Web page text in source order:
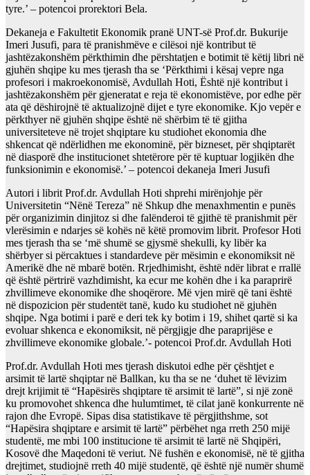
tyre.’ – potencoi prorektori Bela.
Dekaneja e Fakultetit Ekonomik pranë UNT-së Prof.dr. Bukurije
Imeri Jusufi, para të pranishmëve e cilësoi një kontribut të
jashtëzakonshëm përkthimin dhe përshtatjen e botimit të këtij libri në
gjuhën shqipe ku mes tjerash tha se ‘Përkthimi i kësaj vepre nga
profesori i makroekonomisë, Avdullah Hoti, Është një kontribut i
jashtëzakonshëm për gjeneratat e reja të ekonomistëve, por edhe për
ata që dëshirojnë të aktualizojnë dijet e tyre ekonomike. Kjo vepër e
përkthyer në gjuhën shqipe është në shërbim të të gjitha
universiteteve në trojet shqiptare ku studiohet ekonomia dhe
shkencat që ndërlidhen me ekonominë, për bizneset, për shqiptarët
në diasporë dhe institucionet shtetërore për të kuptuar logjikën dhe
funksionimin e ekonomisë.’ – potencoi dekaneja Imeri Jusufi
Autori i librit Prof.dr. Avdullah Hoti shprehi mirënjohje për
Universitetin “Nënë Tereza” në Shkup dhe menaxhmentin e punës
për organizimin dinjitoz si dhe falënderoi të gjithë të pranishmit për
vlerësimin e ndarjes së kohës në këtë promovim librit. Profesor Hoti
mes tjerash tha se ‘më shumë se gjysmë shekulli, ky libër ka
shërbyer si përcaktues i standardeve për mësimin e ekonomiksit në
Amerikë dhe në mbarë botën. Rrjedhimisht, është ndër librat e rrallë
që është përtrirë vazhdimisht, ka ecur me kohën dhe i ka paraprirë
zhvillimeve ekonomike dhe shoqërore. Më vjen mirë që tani është
në dispozicion për studentët tanë, kudo ku studiohet në gjuhën
shqipe. Nga botimi i parë e deri tek ky botim i 19, shihet qartë si ka
evoluar shkenca e ekonomiksit, në përgjigje dhe paraprijëse e
zhvillimeve ekonomike globale.’- potencoi Prof.dr. Avdullah Hoti
Prof.dr. Avdullah Hoti mes tjerash diskutoi edhe për çështjet e
arsimit të lartë shqiptar në Ballkan, ku tha se ne ‘duhet të lëvizim
drejt krijimit të “Hapësirës shqiptare të arsimit të lartë”, si një zonë
ku promovohet shkenca dhe hulumtimet, të cilat janë konkurrente në
rajon dhe Evropë. Sipas disa statistikave të përgjithshme, sot
“Hapësira shqiptare e arsimit të lartë” përbëhet nga rreth 250 mijë
studentë, me mbi 100 institucione të arsimit të lartë në Shqipëri,
Kosovë dhe Maqedoni të veriut. Në fushën e ekonomisë, në të gjitha
drejtimet, studiojnë rreth 40 mijë studentë, që është një numër shumë